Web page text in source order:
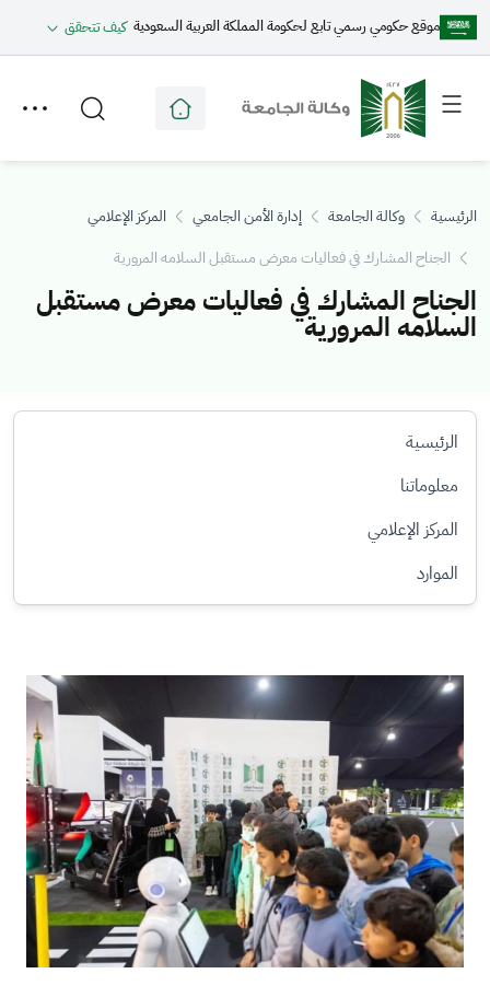
موقع حكومي رسمي تابع لحكومة المملكة العربية السعودية كيف تتحقق
Toggle
menu
Toggle
secondary
menu
الرئيسية وكالة الجامعة إدارة الأمن الجامعي
المركز الإعلامي
الجناح المشارك في فعاليات معرض مستقبل السلامه المرورية
الجناح المشارك في فعاليات معرض مستقبل
السلامه المرورية
الرئيسية
معلوماتنا
المركز الإعلامي
الموارد
الصورة